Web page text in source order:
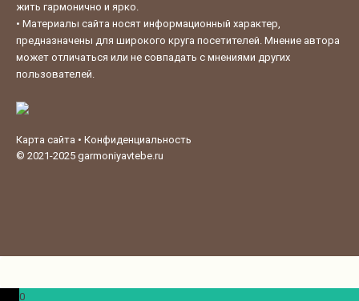
жить гармонично и ярко.
• Материалы сайта носят информационный характер,
предназначены для широкого круга посетителей. Мнение автора
может отличаться или не совпадать с мнениями других
пользователей.
Карта сайта • Конфиденциальность
© 2021-2025 garmoniyavtebe.ru
0